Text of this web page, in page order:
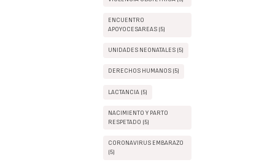
ENCUENTRO
APOYOCESAREAS (5)
UNIDADES NEONATALES (5)
DERECHOS HUMANOS (5)
LACTANCIA (5)
NACIMIENTO Y PARTO
RESPETADO (5)
CORONAVIRUS EMBARAZO
(5)